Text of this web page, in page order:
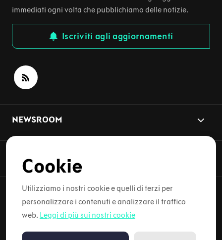
immediati ogni volta che pubblichiamo delle notizie.
Iscriviti agli aggiornamenti
NEWSROOM
Copyright © 2026 Lynk & Co. Tutti i diritti riservati.
Informativa sulla privacy
Cookie
Utilizziamo i nostri cookie e quelli di terzi per
personalizzare i contenuti e analizzare il traffico
web. Leggi di più sui nostri cookie